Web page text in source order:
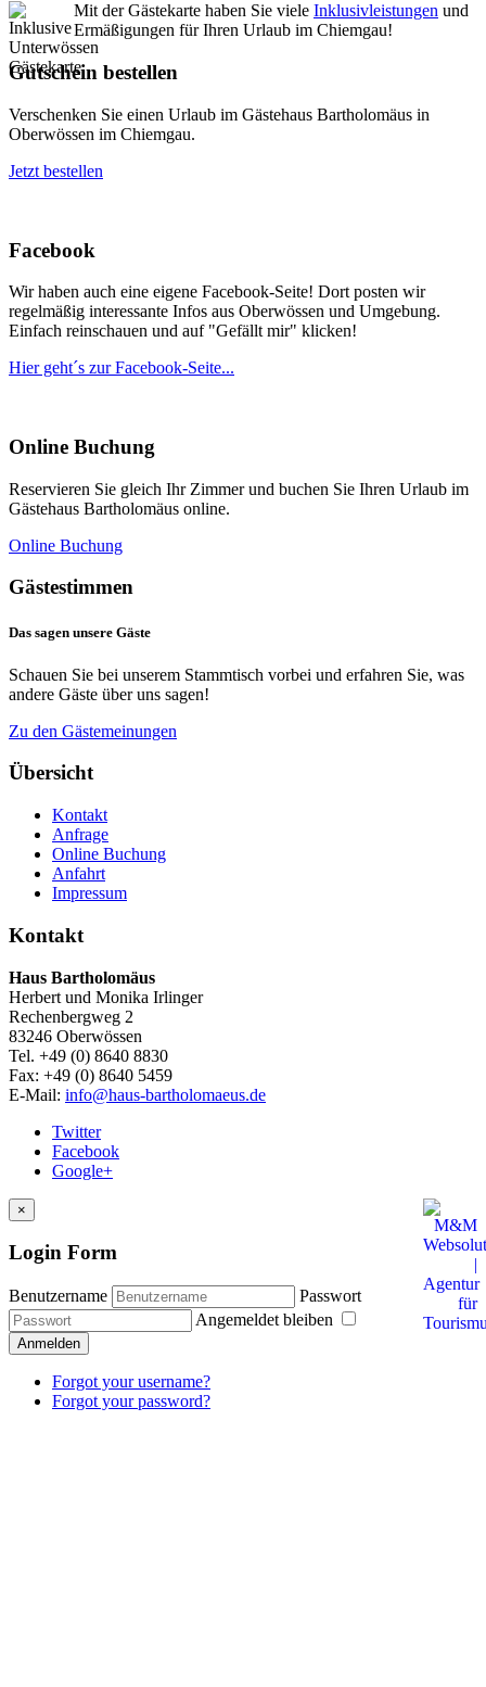
Mit der Gästekarte haben Sie viele Inklusivleistungen und
Ermäßigungen für Ihren Urlaub im Chiemgau!
Gutschein bestellen
Verschenken Sie einen Urlaub im Gästehaus Bartholomäus in
Oberwössen im Chiemgau.
Jetzt bestellen
Facebook
Wir haben auch eine eigene Facebook-Seite! Dort posten wir
regelmäßig interessante Infos aus Oberwössen und Umgebung.
Einfach reinschauen und auf "Gefällt mir" klicken!
Hier geht´s zur Facebook-Seite...
Online Buchung
Reservieren Sie gleich Ihr Zimmer und buchen Sie Ihren Urlaub im
Gästehaus Bartholomäus online.
Online Buchung
Gästestimmen
Das sagen unsere Gäste
Schauen Sie bei unserem Stammtisch vorbei und erfahren Sie, was
andere Gäste über uns sagen!
Zu den Gästemeinungen
Übersicht
Kontakt
Anfrage
Online Buchung
Anfahrt
Impressum
Kontakt
Haus Bartholomäus
Herbert und Monika Irlinger
Rechenbergweg 2
83246 Oberwössen
Tel. +49 (0) 8640 8830
Fax: +49 (0) 8640 5459
E-Mail: info@haus-bartholomaeus.de
Twitter
Facebook
Google+
×
Login Form
Benutzername
Passwort
Angemeldet bleiben
Anmelden
Forgot your username?
Forgot your password?